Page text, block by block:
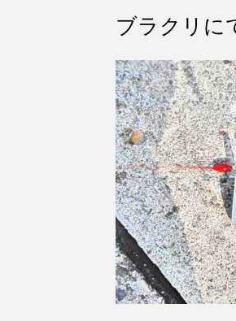
ブラクリ